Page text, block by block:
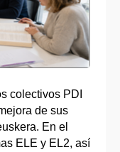
colectivos PDI
de sus
En el
ELE y EL2, así